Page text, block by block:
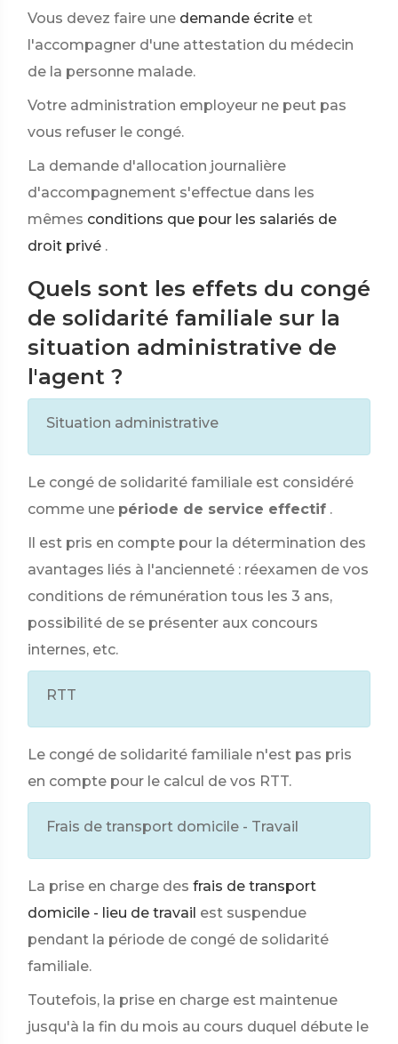
Vous devez faire une demande écrite et
l'accompagner d'une attestation du médecin
de la personne malade.
Votre administration employeur ne peut pas
vous refuser le congé.
La demande d'allocation journalière
d'accompagnement s'effectue dans les
mêmes conditions que pour les salariés de
droit privé .
Quels sont les effets du congé
de solidarité familiale sur la
situation administrative de
l'agent ?
Situation administrative
Le congé de solidarité familiale est considéré
comme une période de service effectif .
Il est pris en compte pour la détermination des
avantages liés à l'ancienneté : réexamen de vos
conditions de rémunération tous les 3 ans,
possibilité de se présenter aux concours
internes, etc.
RTT
Le congé de solidarité familiale n'est pas pris
en compte pour le calcul de vos RTT.
Frais de transport domicile - Travail
La prise en charge des frais de transport
domicile - lieu de travail est suspendue
pendant la période de congé de solidarité
familiale.
Toutefois, la prise en charge est maintenue
jusqu'à la fin du mois au cours duquel débute le